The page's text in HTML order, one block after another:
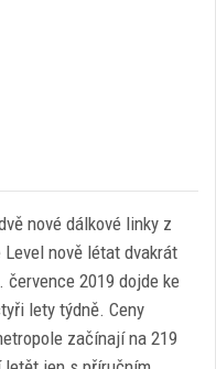
nové dálkové linky z
Level nově létat dvakrát
července 2019 dojde ke
lety týdně. Ceny
začínají na 219